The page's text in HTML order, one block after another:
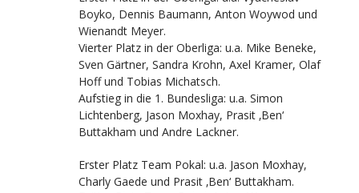
Boyko, Dennis Baumann, Anton Woywod und
Wienandt Meyer.
Vierter Platz in der Oberliga: u.a. Mike Beneke,
Sven Gärtner, Sandra Krohn, Axel Kramer, Olaf
Hoff und Tobias Michatsch.
Aufstieg in die 1. Bundesliga: u.a. Simon
Lichtenberg, Jason Moxhay, Prasit ‚Ben‘
Buttakham und Andre Lackner.
Erster Platz Team Pokal: u.a. Jason Moxhay,
Charly Gaede und Prasit ‚Ben‘ Buttakham.